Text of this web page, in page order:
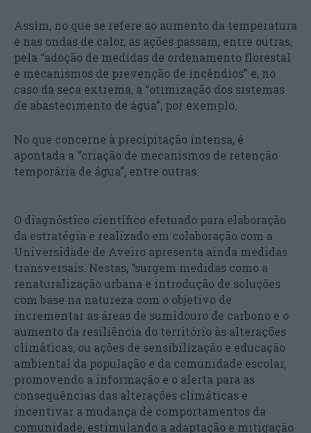
Assim, no que se refere ao aumento da temperatura
e nas ondas de calor, as ações passam, entre outras,
pela “adoção de medidas de ordenamento florestal
e mecanismos de prevenção de incêndios” e, no
caso da seca extrema, a “otimização dos sistemas
de abastecimento de água”, por exemplo.
No que concerne à precipitação intensa, é
apontada a “criação de mecanismos de retenção
temporária de água”, entre outras.
O diagnóstico científico efetuado para elaboração
da estratégia e realizado em colaboração com a
Universidade de Aveiro apresenta ainda medidas
transversais. Nestas, “surgem medidas como a
renaturalização urbana e introdução de soluções
com base na natureza com o objetivo de
incrementar as áreas de sumidouro de carbono e o
aumento da resiliência do território às alterações
climáticas, ou ações de sensibilização e educação
ambiental da população e da comunidade escolar,
promovendo a informação e o alerta para as
consequências das alterações climáticas e
incentivar a mudança de comportamentos da
comunidade, estimulando a adaptação e mitigação